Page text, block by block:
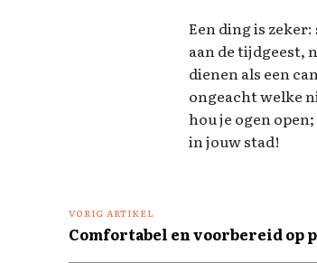
Een ding is
aan de tijdgeest,
dienen als een
ongeacht welke
hou je ogen
in jouw stad!
VORIG ARTIKEL
Comfortabel en voorbereid op